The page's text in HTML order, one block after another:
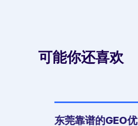
可能你还喜欢
东莞靠谱的GEO优